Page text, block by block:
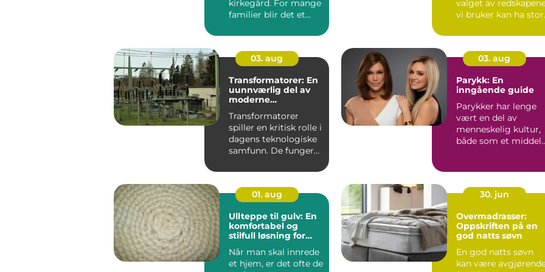
kirkegård. For mange
familier blir det et
valget av
vi bruker kan ha stor
03. aug
Transformatorer: En
uunnværlig del av
moderne
Transformatorer
spiller en kritisk rolle i
dagens teknologiske
samfunn. De fungerer
03. aug
Parykk: En
inngående guide
Parykker har lenge
vært en del av
menneskelig kultur,
både som et middel
01. aug
Ullteppe til gulv: En
komfortabel og
stilfull løsning for
Når man skal innrede
et hjem, er det ofte de
30. jun
Overmadrasser:
Oppskriften på en
god natts søvn
En god natts søvn
kan være